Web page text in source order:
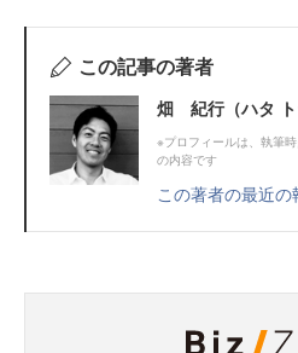
この記事の著者
畑 紀行（ハタ ト
※プロフィールは、執筆
の内容です
この著者の最近の